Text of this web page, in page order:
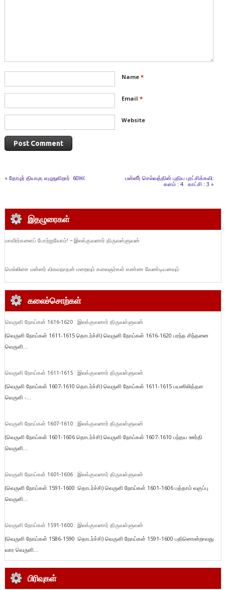
Name *
Email *
Website
« தோழர் தியாகு எழுதுகிறார் 60￼
பன்னீர் செல்வத்தின் புதிய புரட்சிக்கவி:
களம் : 4 காட்சி : 3 »
இதழுரைகள்
மாவீரர்களைப் போற்றுவோம்! – இலக்குவனார் திருவள்ளுவன்
மெல்லிசை மன்னர் விசுவநாதன் மறைவும் கலைஞர்கள் எண்ண வேண்டியனவும்
கலைச்சொற்கள்
வெருளி நோய்கள் 1616-1620 : இலக்குவனார் திருவள்ளுவன்
(வெருளி நோய்கள் 1611-1615 தொடர்ச்சி) வெருளி நோய்கள் 1616-1620 பரந்த சிந்தனை
வெருளி...
வெருளி நோய்கள் 1611-1615 : இலக்குவனார் திருவள்ளுவன்
(வெருளி நோய்கள் 1607-1610 தொடர்ச்சி) வெருளி நோய்கள் 1611-1615 பயனிலித்தள
வெருளி -...
வெருளி நோய்கள் 1607-1610 : இலக்குவனார் திருவள்ளுவன்
(வெருளி நோய்கள் 1601-1606 தொடர்ச்சி) வெருளி நோய்கள் 1607-1610 பந்தய ஊர்தி
வெருளி...
வெருளி நோய்கள் 1601-1606 : இலக்குவனார் திருவள்ளுவன்
(வெருளி நோய்கள் 1591-1600 :தொடர்ச்சி) வெருளி நோய்கள் 1601-1606 பத்தாம் வகுப்பு
வெருளி...
வெருளி நோய்கள் 1591-1600 : இலக்குவனார் திருவள்ளுவன்
(வெருளி நோய்கள் 1586-1590 :தொடர்ச்சி) வெருளி நோய்கள் 1591-1600 பதினொன்றாவது
வார வெருளி...
பிரிவுகள்